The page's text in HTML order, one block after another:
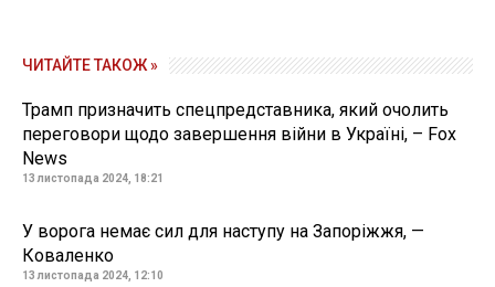
ЧИТАЙТЕ ТАКОЖ »
Трамп призначить спецпредставника, який очолить
переговори щодо завершення війни в Україні, – Fox
News
13 листопада 2024, 18:21
У ворога немає сил для наступу на Запоріжжя, —
Коваленко
13 листопада 2024, 12:10